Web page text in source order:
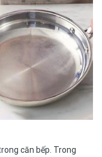
căn bếp. Trong